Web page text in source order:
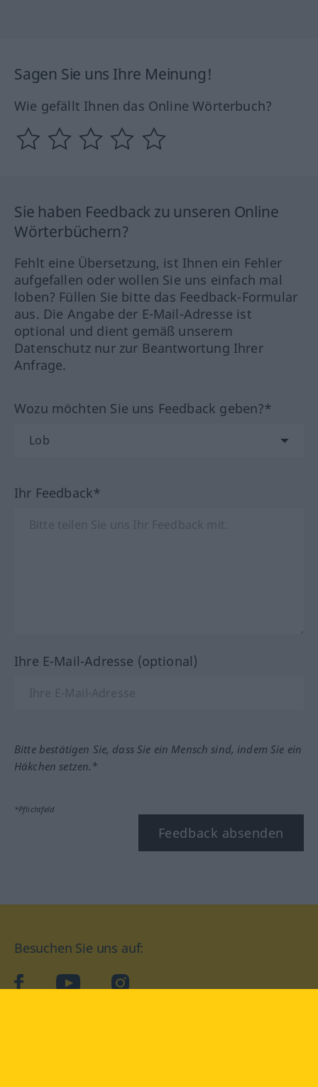
Sagen Sie uns Ihre Meinung!
Wie gefällt Ihnen das Online Wörterbuch?
Sie haben Feedback zu unseren Online
Wörterbüchern?
Fehlt eine Übersetzung, ist Ihnen ein Fehler
aufgefallen oder wollen Sie uns einfach mal
loben? Füllen Sie bitte das Feedback-Formular
aus. Die Angabe der E-Mail-Adresse ist
optional und dient gemäß unserem
Datenschutz nur zur Beantwortung Ihrer
Anfrage.
Wozu möchten Sie uns Feedback geben?*
Ihr Feedback*
Ihre E-Mail-Adresse (optional)
Bitte bestätigen Sie, dass Sie ein Mensch sind, indem Sie ein
Häkchen setzen.*
*Pflichtfeld
Feedback absenden
Besuchen Sie uns auf:
facebookYouTube Instagram